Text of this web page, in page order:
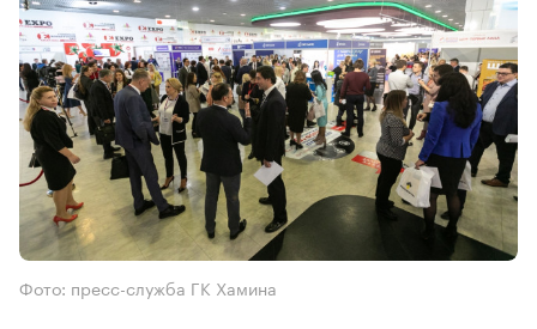
Фото: пресс-служба ГК Хамина